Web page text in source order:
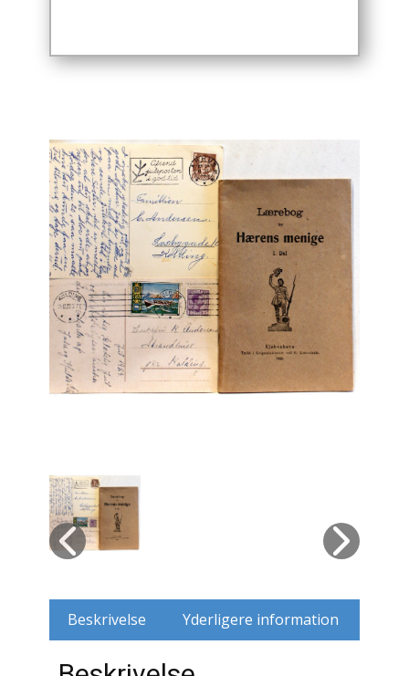
Drikkevare / Øl / Vin
Erhverv
Europa
Fantasy / Sciencefiction
Filosofi
Håndarbejde
Håndværk
Hus / Have
Husdyr
Beskrivelse Yderligere information